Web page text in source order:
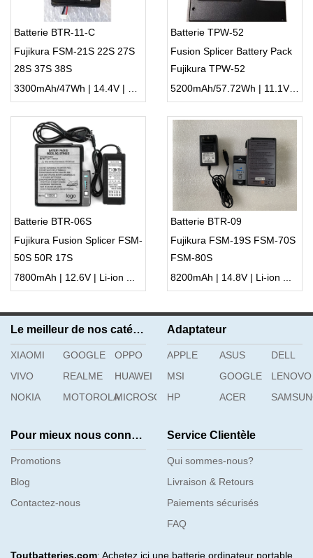
Batterie BTR-11-C
Fujikura FSM-21S 22S 27S
28S 37S 38S
3300mAh/47Wh | 14.4V | Li-ion ...
Batterie TPW-52
Fusion Splicer Battery Pack
Fujikura TPW-52
5200mAh/57.72Wh | 11.1V | Li-ion ...
Batterie BTR-06S
Fujikura Fusion Splicer FSM-
50S 50R 17S
7800mAh | 12.6V | Li-ion ...
Batterie BTR-09
Fujikura FSM-19S FSM-70S
FSM-80S
8200mAh | 14.8V | Li-ion ...
Le meilleur de nos catégories
XIAOMI GOOGLE
OPPO
VIVO
REALME
HUAWEI
NOKIA
MOTOROLAMICROSOFT
Adaptateur
APPLE ASUS
DELL
MSI
GOOGLE
LENOVO
HP
ACER
Pour mieux nous connaître
Promotions
Blog
Contactez-nous
Service Clientèle
Qui sommes-nous?
Livraison & Retours
Paiements sécurisés
FAQ
Toutbatteries.com: Achetez ici une batterie ordinateur portable